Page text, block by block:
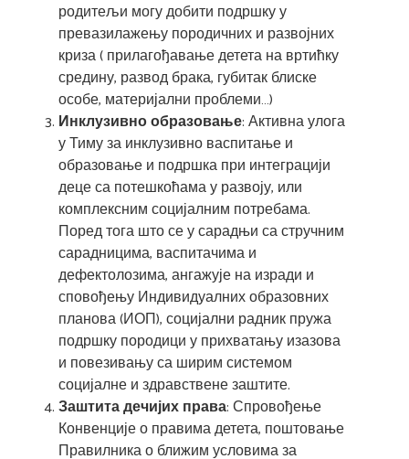
родитељи могу добити подршку у
превазилажењу породичних и развојних
криза ( прилагођавање детета на вртићку
средину, развод брака, губитак блиске
особе, материјални проблеми…)
Инклузивно образовање: Активна улога
у Тиму за инклузивно васпитање и
образовање и подршка при интеграцији
деце са потешкоћама у развоју, или
комплексним социјалним потребама.
Поред тога што се у сарадњи са стручним
сарадницима, васпитачима и
дефектолозима, ангажује на изради и
сповођењу Индивидуалних образовних
планова (ИОП), социјални радник пружа
подршку породици у прихватању изазова
и повезивању са ширим системом
социјалне и здравствене заштите.
Заштита дечијих права: Спровођење
Конвенције о правима детета, поштовање
Правилника о ближим условима за